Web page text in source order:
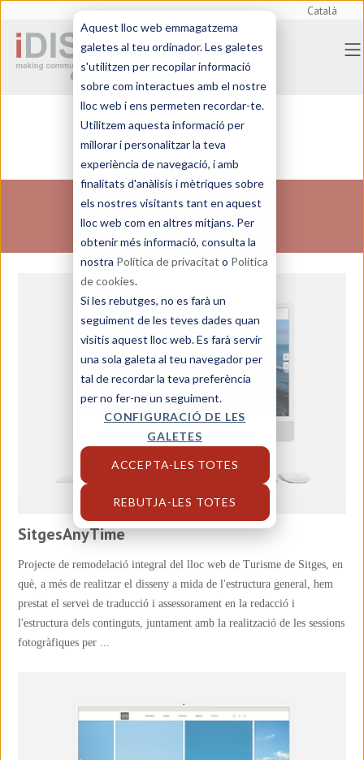
Aquest lloc web emmagatzema
galetes al teu ordinador. Les galetes
s'utilitzen per recopilar informació
sobre com interactues amb el nostre
lloc web i ens permeten recordar-te.
Utilitzem aquesta informació per
millorar i personalitzar la teva
experiència de navegació, i amb
finalitats d'anàlisis i mètriques sobre
els nostres visitants tant en aquest
lloc web com en altres mitjans. Per
obtenir més informació, consulta la
nostra Política de privacitat o Política
de cookies.
Si les rebutges, no es farà un
seguiment de les teves dades quan
visitis aquest lloc web. Es farà servir
una sola galeta al teu navegador per
tal de recordar la teva preferència
per no fer-ne un seguiment.
CONFIGURACIÓ DE LES
GALETES
ACCEPTA-LES TOTES
REBUTJA-LES TOTES
Català
PORTAFOLI
SitgesAnyTime
Projecte de remodelació integral del lloc web de Turisme de Sitges, en
què, a més de realitzar el disseny a mida de l'estructura general, hem
prestat el servei de traducció i assessorament en la redacció i
l'estructura dels continguts, juntament amb la realització de les sessions
fotogràfiques per ...